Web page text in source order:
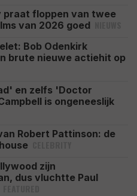
praat floppen van twee
van 2026 goed
Bob Odenkirk
brute nieuwe actiehit op
en zelfs 'Doctor
is ongeneeslijk
Robert Pattinson: de
zijn
dus vluchtte Paul